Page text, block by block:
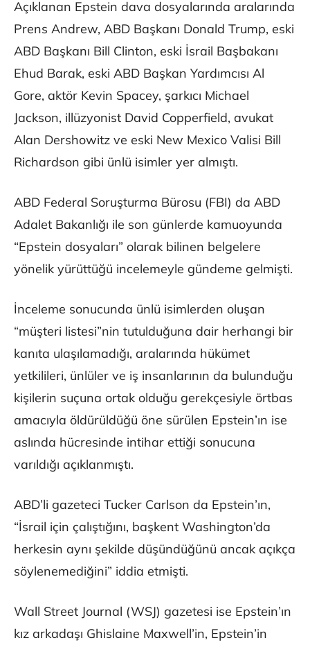
Açıklanan Epstein dava dosyalarında aralarında
Prens Andrew, ABD Başkanı Donald Trump, eski
ABD Başkanı Bill Clinton, eski İsrail Başbakanı
Ehud Barak, eski ABD Başkan Yardımcısı Al
Gore, aktör Kevin Spacey, şarkıcı Michael
Jackson, illüzyonist David Copperfield, avukat
Alan Dershowitz ve eski New Mexico Valisi Bill
Richardson gibi ünlü isimler yer almıştı.
ABD Federal Soruşturma Bürosu (FBI) da ABD
Adalet Bakanlığı ile son günlerde kamuoyunda
“Epstein dosyaları” olarak bilinen belgelere
yönelik yürüttüğü incelemeyle gündeme gelmişti.
İnceleme sonucunda ünlü isimlerden oluşan
“müşteri listesi”nin tutulduğuna dair herhangi bir
kanıta ulaşılamadığı, aralarında hükümet
yetkilileri, ünlüler ve iş insanlarının da bulunduğu
kişilerin suçuna ortak olduğu gerekçesiyle örtbas
amacıyla öldürüldüğü öne sürülen Epstein’ın ise
aslında hücresinde intihar ettiği sonucuna
varıldığı açıklanmıştı.
ABD’li gazeteci Tucker Carlson da Epstein’ın,
“İsrail için çalıştığını, başkent Washington’da
herkesin aynı şekilde düşündüğünü ancak açıkça
söylenemediğini” iddia etmişti.
Wall Street Journal (WSJ) gazetesi ise Epstein’ın
kız arkadaşı Ghislaine Maxwell’in, Epstein’in